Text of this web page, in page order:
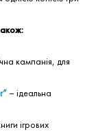
кампанія, для
– ідеальна
ігрових